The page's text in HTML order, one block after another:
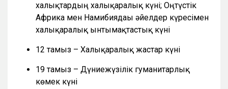
халықтардың халықаралық күні; Оңтүстік
Африка мен Намибиядағы әйелдер күресімен
халықаралық ынтымақтастық күні
12 тамыз – Халықаралық жастар күні
19 тамыз – Дүниежүзілік гуманитарлық
көмек күні